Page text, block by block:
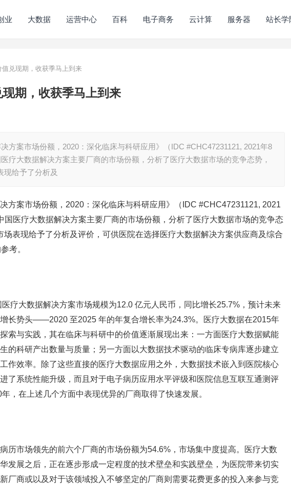
业 大数据 运营中心 百科 电子商务 云计算 服务器 站长学
值兑现期，收获季马上到来
期，收获季马上到来
方案市场份额，2020：深化临床与科研应用》（IDC #CHC47231121, 2021年8
疗大数据解决方案主要厂商的市场份额，分析了医疗大数据市场的竞争态势，
现给予了分析及
方案市场份额，2020：深化临床与科研应用》（IDC #CHC47231121, 2021
国医疗大数据解决方案主要厂商的市场份额，分析了医疗大数据市场的竞争态
表现给予了分析及评价，可供医院在选择医疗大数据解决方案供应商及综合
考。
疗大数据解决方案市场规模为12.0 亿元人民币，同比增长25.7%，预计未来
长势头——2020 至2025 年的年复合增长率为24.3%。医疗大数据在2015年
索与实践，其在临床与科研中的价值逐渐展现出来：一方面医疗大数据赋能
的科研产出数量与质量；另一方面以大数据技术驱动的临床专病库逐步建立
作效率。除了这些直接的医疗大数据应用之外，大数据技术嵌入到医院核心
了系统性能升级，而且对于电子病历应用水平评级和医院信息互联互通测评
，在上述几个方面中表现优异的厂商取得了快速发展。
历市场领先的前六个厂商的市场份额为54.6%，市场集中度提高。医疗大数
发展之后，正在逐步形成一定程度的技术壁垒和实践壁垒，为医院带来切实
厂商或以及对于该领域投入不够坚定的厂商则需要花费更多的投入来参与竞